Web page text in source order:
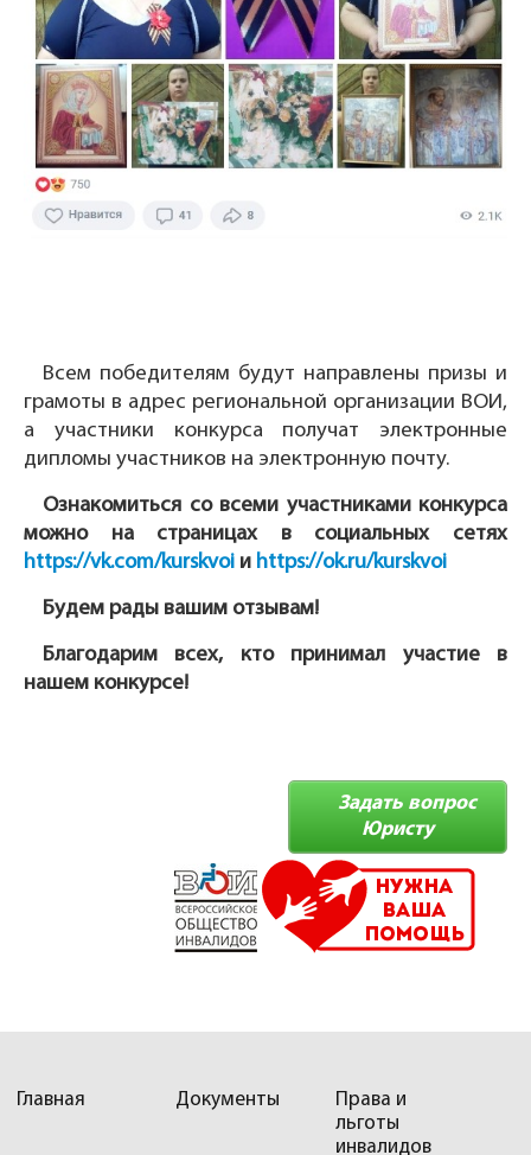
Всем победителям будут направлены призы и
грамоты в адрес региональной организации ВОИ,
а участники конкурса получат электронные
дипломы участников на электронную почту.
Ознакомиться со всеми участниками конкурса
можно на страницах в социальных сетях
https://vk.com/kurskvoi и https://ok.ru/kurskvoi
Будем рады вашим отзывам!
Благодарим всех, кто принимал участие в
нашем конкурсе!
Задать вопрос
Юристу
Главная Документы
Права и
льготы
инвалидов